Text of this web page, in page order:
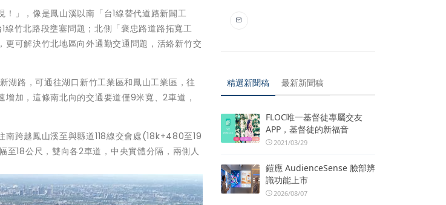
」，像是鳳山溪以南「台1線替代道路新闢工
線竹北路段壅塞問題；北側「褒忠路道路拓寬工
可解決竹北地區向外通勤交通問題，活絡新竹交
湖路，可通往湖口新竹工業區和鳳山工業區，往
加，這條南北向的交通要道僅9米寬、2車道，
跨越鳳山溪至與縣道118線交會處(18k+480至19
18公尺，雙向各2車道，中央實體分隔，兩側人
精選新聞稿 最新新聞稿
FLOC唯一基督徒專屬交友
APP，基督徒的新福音
2021/03/29
鎧應 AudienceSense 臉部辨
識功能上市
2026/08/07